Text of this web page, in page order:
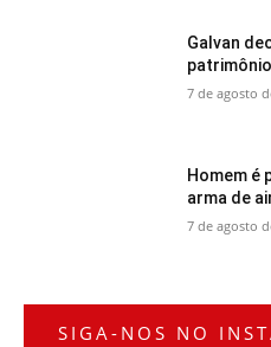
Galvan
7 de agosto
Homem é
arma de
7 de agosto
SIGA-NOS NO